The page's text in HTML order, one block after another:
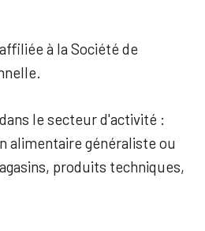
à la Société de
le secteur d'activité :
alimentaire généraliste ou
produits techniques,